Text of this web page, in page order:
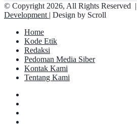
© Copyright 2026, All Rights Reserved |
Development | Design by Scroll
Home
Kode Etik
Redaksi
Pedoman Media Siber
Kontak Kami
Tentang Kami